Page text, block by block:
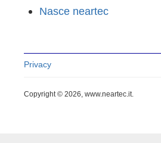
Nasce neartec
Privacy
Copyright © 2026, www.neartec.it.